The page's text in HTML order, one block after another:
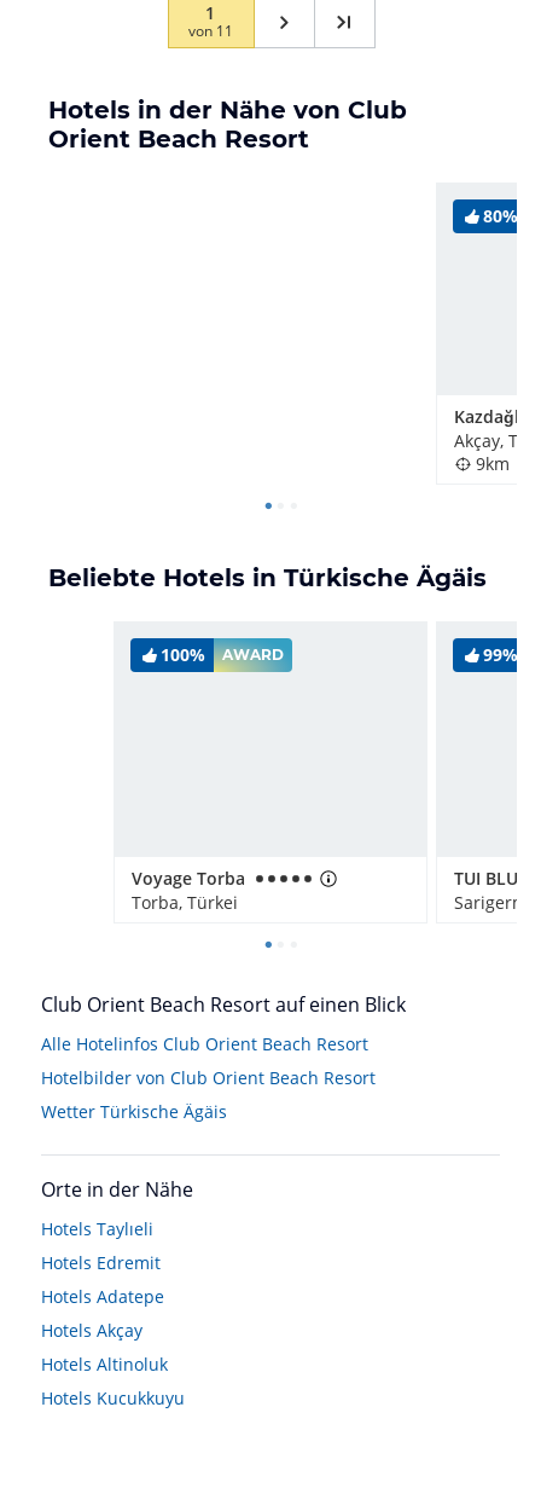
1
von 11
Hotels in der Nähe von Club
Orient Beach Resort
80%
Akçay,
9km
Beliebte Hotels in Türkische Ägäis
100% AWARD
Voyage Torba
Torba, Türkei
99%
Club Orient Beach Resort auf einen Blick
Alle Hotelinfos Club Orient Beach Resort
Hotelbilder von Club Orient Beach Resort
Wetter Türkische Ägäis
Orte in der Nähe
Hotels Taylıeli
Hotels Edremit
Hotels Adatepe
Hotels Akçay
Hotels Altinoluk
Hotels Kucukkuyu